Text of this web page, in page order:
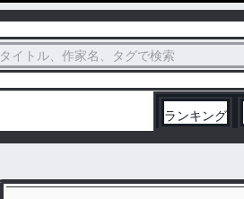
タイトル、作家名、タグで検索
ランキング